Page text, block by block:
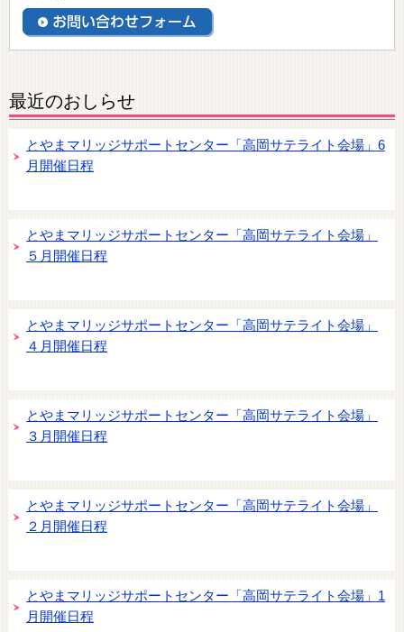
最近のおしらせ
とやまマリッジサポートセンター「高岡サテライト会場」6
月開催日程
とやまマリッジサポートセンター「高岡サテライト会場」
５月開催日程
とやまマリッジサポートセンター「高岡サテライト会場」
４月開催日程
とやまマリッジサポートセンター「高岡サテライト会場」
３月開催日程
とやまマリッジサポートセンター「高岡サテライト会場」
２月開催日程
とやまマリッジサポートセンター「高岡サテライト会場」1
月開催日程